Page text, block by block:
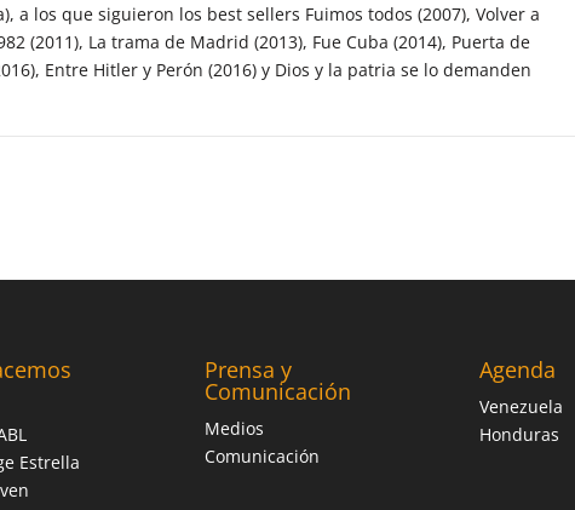
a los que siguieron los best sellers Fuimos todos (2007), Volver a
(2011), La trama de Madrid (2013), Fue Cuba (2014), Puerta de
Entre Hitler y Perón (2016) y Dios y la patria se lo demanden
Estrella
Prensa y
Comunicación
Medios
Comunicación
Agenda
Venezuela
Honduras